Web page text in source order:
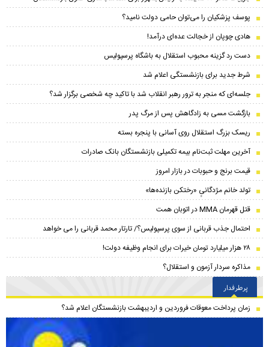
پوسف پزشکیان را می‌توان حامی دولت نامید؟
هادی چوپان از خجالت عده‌ای درآمد!
دست رد گزینه محبوب استقلال به باشگاه پرسپولیس
شرط جدید برای بازنشستگی اعلام شد
جلسه‌ای که منجر به ترور رهبر انقلاب شد با تاکید چه شخصی برگزار شد؟
بازگشت مسی به زادگاهش پس از مرگ پدر
ریسک بزرگ استقلال روی آسانی با پنجره بسته
آخرین مهلت ثبت‌نام بیمه تکمیلی بازنشستگان بانک صادرات
قیمت برنج و حبوبات در بازار امروز
تولد خانم مژدگانیِِ «رختکن بازنده‌ها»
قتل قهرمان MMA در اتوبان همت
احتمال جذب قربانی از سوی پرسپولیس؟/ تارتار محمد قربانی را می خواهد
۲۸ هزار میلیارد تومان خیرات برای انجام وظیفه دولت!
مذاکره سردار آزمون و استقلال؟
پرطرفدار
زمان پرداخت معوقات فروردین و اردیبهشت بازنشستگان اعلام شد؟